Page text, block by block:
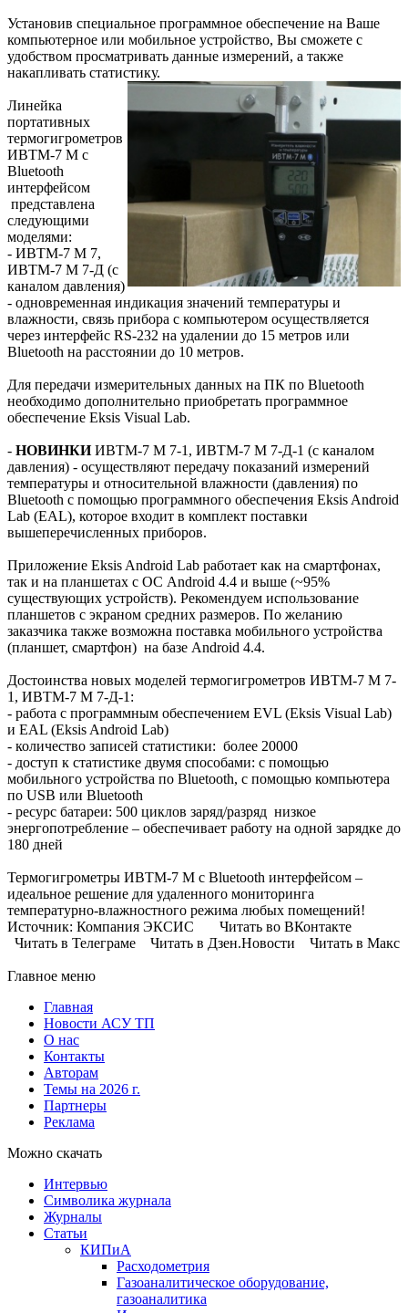
Установив специальное программное обеспечение на Ваше
компьютерное или мобильное устройство, Вы сможете с
удобством просматривать данные измерений, а также
накапливать статистику.
Линейка
портативных
термогигрометров
ИВТМ-7 М с
Bluetooth
интерфейсом
представлена
следующими
моделями:
- ИВТМ-7 М 7,
ИВТМ-7 М 7-Д (с
каналом давления)
- одновременная индикация значений температуры и
влажности, связь прибора с компьютером осуществляется
через интерфейс RS-232 на удалении до 15 метров или
Bluetooth на расстоянии до 10 метров.
Для передачи измерительных данных на ПК по Bluetooth
необходимо дополнительно приобретать программное
обеспечение Eksis Visual Lab.
- НОВИНКИИВТМ-7 М 7-1, ИВТМ-7 М 7-Д-1 (с каналом
давления) - осуществляют передачу показаний измерений
температуры и относительной влажности (давления) по
Bluetooth с помощью программного обеспечения Eksis Android
Lab (EAL), которое входит в комплект поставки
вышеперечисленных приборов.
Приложение Eksis Android Lab работает как на смартфонах,
так и на планшетах с ОС Android 4.4 и выше (~95%
существующих устройств). Рекомендуем использование
планшетов с экраном средних размеров. По желанию
заказчика также возможна поставка мобильного устройства
(планшет, смартфон) на базе Android 4.4.
Достоинства новых моделей термогигрометров ИВТМ-7 М 7-
1, ИВТМ-7 М 7-Д-1:
- работа с программным обеспечением EVL (Eksis Visual Lab)
и EAL (Eksis Android Lab)
- количество записей статистики: более 20000
- доступ к статистике двумя способами: с помощью
мобильного устройства по Bluetooth, с помощью компьютера
по USB или Bluetooth
- ресурс батареи: 500 циклов заряд/разряд низкое
энергопотребление – обеспечивает работу на одной зарядке до
180 дней
Термогигрометры ИВТМ-7 М с Bluetooth интерфейсом –
идеальное решение для удаленного мониторинга
температурно-влажностного режима любых помещений!
Источник: Компания ЭКСИС Читать во ВКонтакте
Читать в Телеграме Читать в Дзен.Новости Читать в Макс
Главное меню
Главная
Новости АСУ ТП
О нас
Контакты
Авторам
Темы на 2026 г.
Партнеры
Реклама
Можно скачать
Интервью
Символика журнала
Журналы
Статьи
КИПиА
Расходометрия
Газоаналитическое оборудование,
газоаналитика